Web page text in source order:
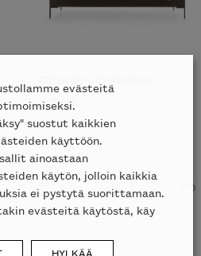
sohva
B&B ITALIA
ALK.5834€
evästeitä
suostut kaikkien
käyttöön.
ainoastaan
käytön, jolloin kaikkia
ei pystytä suorittamaan.
evästeitä käytöstä, käy
HYLKÄÄ